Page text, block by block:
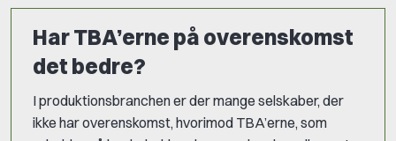
Har TBA’erne på overenskomst
det bedre?
I produktionsbranchen er der mange selskaber, der
ikke har overenskomst, hvorimod TBA’erne, som